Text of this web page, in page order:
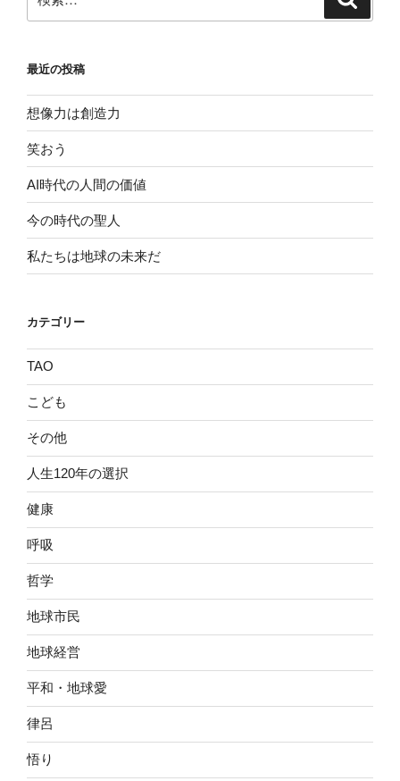
索:
最近の投稿
想像力は創造力
笑おう
AI時代の人間の価値
今の時代の聖人
私たちは地球の未来だ
カテゴリー
TAO
こども
その他
人生120年の選択
健康
呼吸
哲学
地球市民
地球経営
平和・地球愛
律呂
悟り